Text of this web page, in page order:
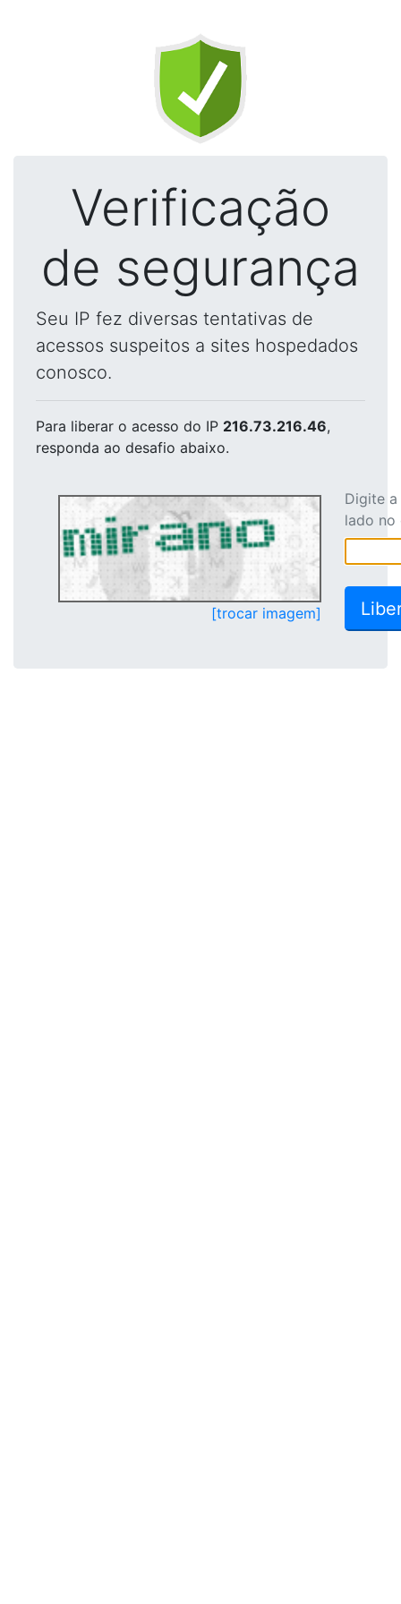
Verificação
de segurança
Seu IP fez diversas tentativas de
acessos suspeitos a sites hospedados
conosco.
Para liberar o acesso do IP 216.73.216.46,
responda ao desafio abaixo.
[trocar imagem]
Digite
lado no